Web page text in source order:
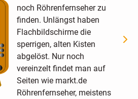
noch Röhrenfernseher zu
finden. Unlängst haben
Flachbildschirme die
sperrigen, alten Kisten
abgelöst. Nur noch
vereinzelt findet man auf
Seiten wie markt.de
Röhrenfernseher, meistens